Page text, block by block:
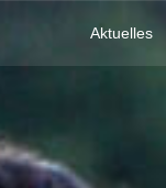
Aktuelles